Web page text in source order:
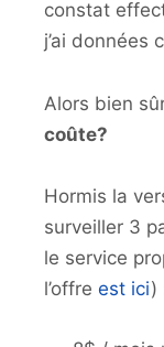
constat
j’ai données
Alors bien
coûte?
Hormis la
surveiller 3
le service
l’offre est ici)